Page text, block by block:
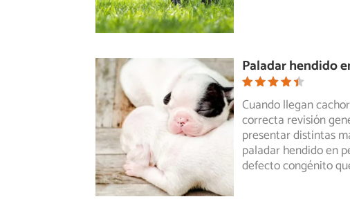
Paladar hendido
Cuando llegan
correcta revisión
presentar distintas
paladar hendido en
defecto congénito